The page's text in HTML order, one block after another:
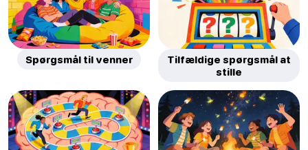
Spørgsmål til venner
Tilfældige spørgsmål at
stille